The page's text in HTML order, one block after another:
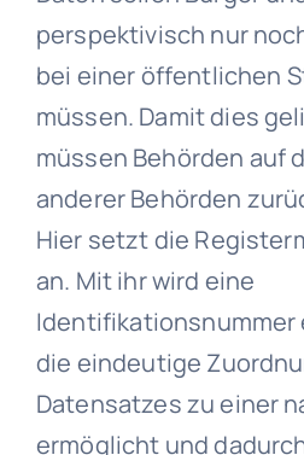
perspektivisch nur
bei einer öffentlichen
müssen. Damit dies
müssen Behörden auf
anderer Behörden
Hier setzt die
an. Mit ihr wird eine
Identifikationsnummer
die eindeutige
Datensatzes zu einer
ermöglicht und